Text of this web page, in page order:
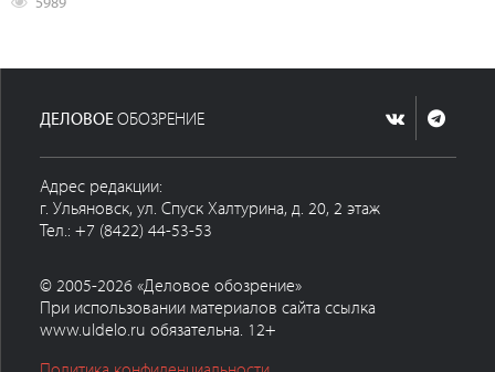
ДЕЛОВОЕ ОБОЗРЕНИЕ
Адрес редакции:
г. Ульяновск, ул. Спуск Халтурина, д. 20, 2 этаж
Тел.: +7 (8422) 44-53-53
© 2005-2026 «Деловое обозрение»
При использовании материалов сайта ссылка
www.uldelo.ru обязательна. 12+